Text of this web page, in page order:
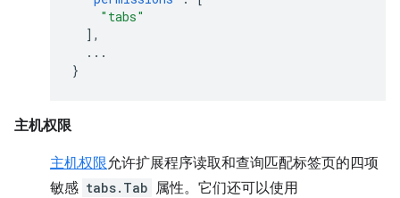
"tabs"
],
...
}
主机权限
主机权限允许扩展程序读取和查询匹配标签页的四项
敏感 tabs.Tab 属性。它们还可以使用